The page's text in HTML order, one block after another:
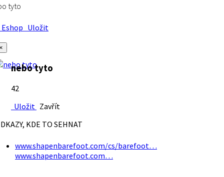
tyto
Uložit
nebo tyto
42
Uložit Zavřít
KDE TO SEHNAT
www.shapenbarefoot.com/cs/barefoot…
www.shapenbarefoot.com…